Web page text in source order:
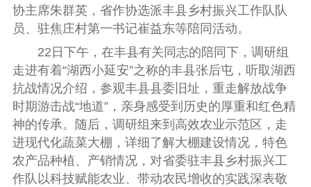
协主席朱群英，省作协选派丰县乡村振兴工作队队
员、驻焦庄村第一书记崔益东等陪同活动。
22日下午，在丰县有关同志的陪同下，调研组
走进有着“湖西小延安”之称的丰县张后屯，听取湖西
抗战情况介绍，参观丰县县委旧址，重走解放战争
时期游击战“地道”，亲身感受到历史的厚重和红色精
神的传承。随后，调研组来到高效农业示范区，走
进现代化蔬菜大棚，详细了解大棚建设情况，特色
农产品种植、产销情况，对省委驻丰县乡村振兴工
作队以科技赋能农业、带动农民增收的实践深表敬